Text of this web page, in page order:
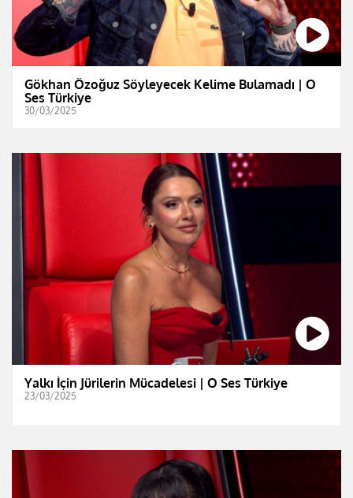
Gökhan Özoğuz Söyleyecek Kelime Bulamadı | O
Ses Türkiye
30/03/2025
Yalkı İçin Jürilerin Mücadelesi | O Ses Türkiye
23/03/2025